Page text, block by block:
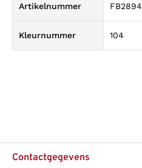
Artikelnummer FB2894
Kleurnummer 104
Contactgegevens